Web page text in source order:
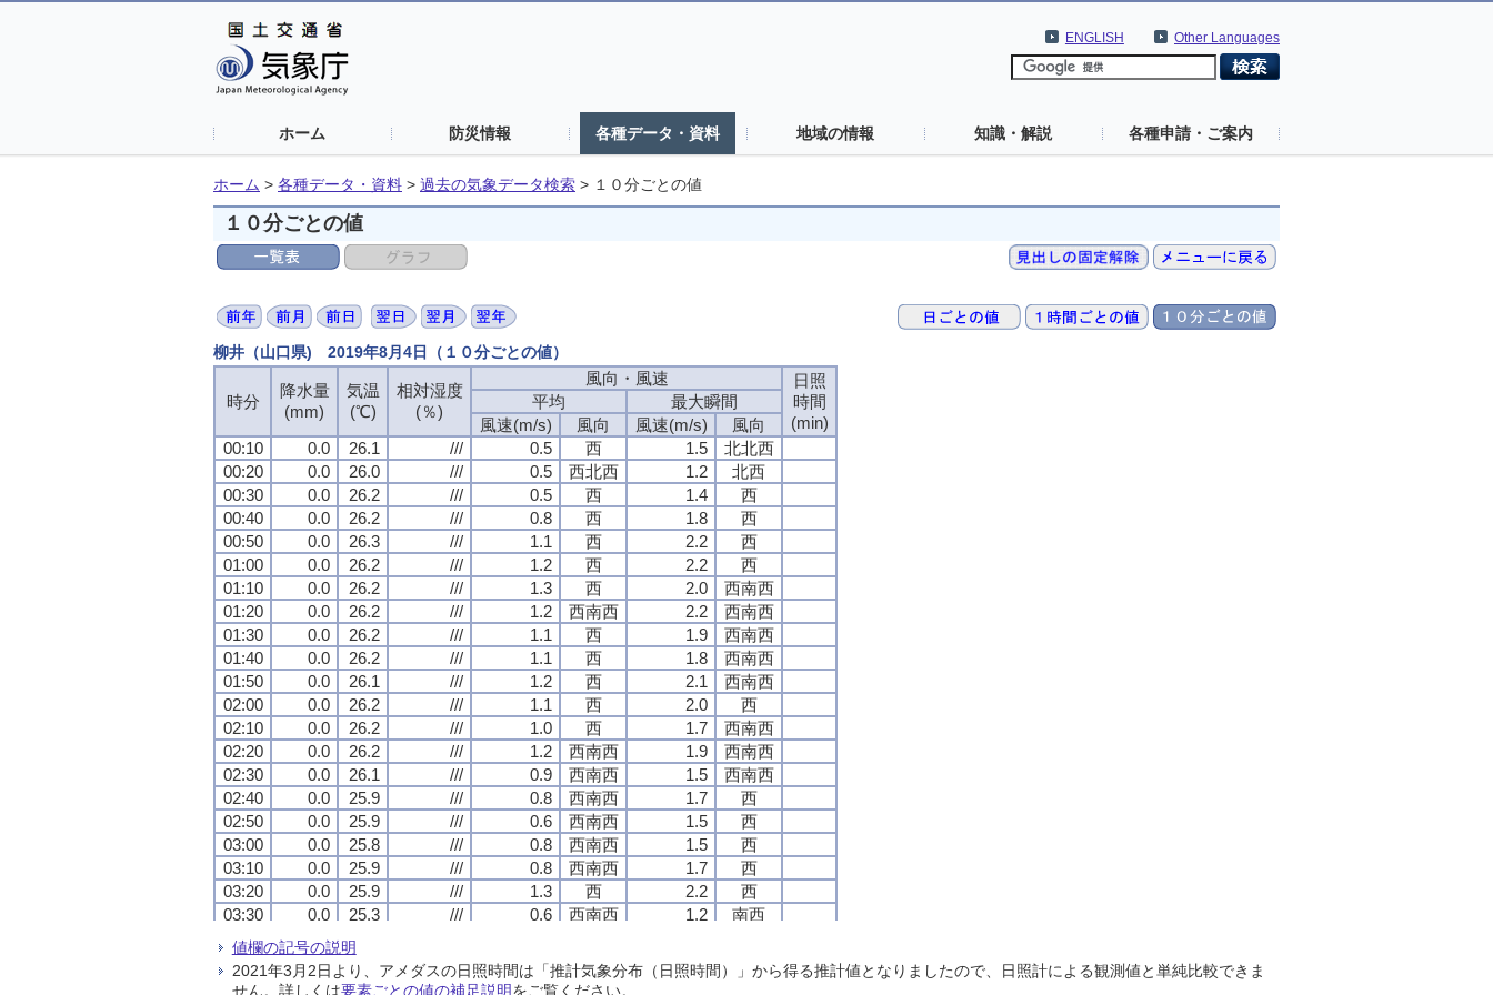
Other Languages
ENGLISH
ホーム 防災情報 各種データ・資料 地域の情報 知識・解説 各種申請・ご案内
ホーム > 各種データ・資料 > 過去の気象データ検索 > １０分ごとの値
１０分ごとの値
柳井（山口県) 2019年8月4日（１０分ごとの値）
時分
降水量
(mm)
気温
(℃)
相対湿度
(％)
風向・風速
日照
時間
(min)
平均
最大瞬間
風速(m/s)
風向 風速(m/s)
風向
00:10
0.0 26.1 /// 0.5 西 1.5
北北西
00:20
0.0 26.0 /// 0.5 西北西 1.2
北西
00:30
0.0 26.2 /// 0.5 西 1.4
西
00:40
0.0 26.2 /// 0.8 西 1.8
西
00:50
0.0 26.3 /// 1.1 西 2.2
西
01:00
0.0 26.2 /// 1.2 西 2.2
西
01:10
0.0 26.2 /// 1.3 西 2.0
西南西
01:20
0.0 26.2 /// 1.2 西南西 2.2
西南西
01:30
0.0 26.2 /// 1.1 西 1.9
西南西
01:40
0.0 26.2 /// 1.1 西 1.8
西南西
01:50
0.0 26.1 /// 1.2 西 2.1
西南西
02:00
0.0 26.2 /// 1.1 西 2.0
西
02:10
0.0 26.2 /// 1.0 西 1.7
西南西
02:20
0.0 26.2 /// 1.2 西南西 1.9
西南西
02:30
0.0 26.1 /// 0.9 西南西 1.5
西南西
02:40
0.0 25.9 /// 0.8 西南西 1.7
西
02:50
0.0 25.9 /// 0.6 西南西 1.5
西
03:00
0.0 25.8 /// 0.8 西南西 1.5
西
03:10
0.0 25.9 /// 0.8 西南西 1.7
西
03:20
0.0 25.9 /// 1.3 西 2.2
西
03:30
0.0 25.3 /// 0.6 西南西 1.2
南西
03:40
0.0 25.4
03:50
0.0 25.4 /// 0.5 西南西 1.2
南西
04:00
0.0 25.5 /// 0.8 西南西 1.8 西
時分
降水量
(mm)
気温
(℃)
相対湿度
(％)
風向・風速
日照
時間
(min)
平均
最大瞬間
風速(m/s)
風向 風速(m/s)
風向
00:10
0.0 26.1 /// 0.5 西 1.5
北北西
00:20
0.0 26.0 /// 0.5 西北西 1.2
北西
00:30
0.0 26.2 /// 0.5 西 1.4
西
00:40
0.0 26.2 /// 0.8 西 1.8
西
00:50
0.0 26.3 /// 1.1 西 2.2
西
01:00
0.0 26.2 /// 1.2 西 2.2
西
01:10
0.0 26.2 /// 1.3 西 2.0
西南西
01:20
0.0 26.2 /// 1.2 西南西 2.2
西南西
01:30
0.0 26.2 /// 1.1 西 1.9
西南西
01:40
0.0 26.2 /// 1.1 西 1.8
西南西
01:50
0.0 26.1 /// 1.2 西 2.1
西南西
02:00
0.0 26.2 /// 1.1 西 2.0
西
02:10
0.0 26.2 /// 1.0 西 1.7
西南西
02:20
0.0 26.2 /// 1.2 西南西 1.9
西南西
02:30
0.0 26.1 /// 0.9 西南西 1.5
西南西
02:40
0.0 25.9 /// 0.8 西南西 1.7
西
02:50
0.0 25.9 /// 0.6 西南西 1.5
西
03:00
0.0 25.8 /// 0.8 西南西 1.5
西
03:10
0.0 25.9 /// 0.8 西南西 1.7
西
03:20
0.0 25.9 /// 1.3 西 2.2
西
03:30
0.0 25.3 /// 0.6 西南西 1.2
南西
03:40
0.0 25.4
03:50
0.0 25.4 /// 0.5 西南西 1.2
南西
04:00
0.0 25.5 /// 0.8 西南西 1.8 西
時分
降水量
(mm)
気温
(℃)
相対湿度
(％)
風向・風速
日照
時間
(min)
平均
最大瞬間
風速(m/s)
風向 風速(m/s)
風向
00:10
0.0 26.1 /// 0.5 西 1.5
北北西
00:20
0.0 26.0 /// 0.5 西北西 1.2
北西
00:30
0.0 26.2 /// 0.5 西 1.4
西
00:40
0.0 26.2 /// 0.8 西 1.8
西
00:50
0.0 26.3 /// 1.1 西 2.2
西
01:00
0.0 26.2 /// 1.2 西 2.2
西
01:10
0.0 26.2 /// 1.3 西 2.0
西南西
01:20
0.0 26.2 /// 1.2 西南西 2.2
西南西
01:30
0.0 26.2 /// 1.1 西 1.9
西南西
01:40
0.0 26.2 /// 1.1 西 1.8
西南西
01:50
0.0 26.1 /// 1.2 西 2.1
西南西
02:00
0.0 26.2 /// 1.1 西 2.0
西
02:10
0.0 26.2 /// 1.0 西 1.7
西南西
02:20
0.0 26.2 /// 1.2 西南西 1.9
西南西
02:30
0.0 26.1 /// 0.9 西南西 1.5
西南西
02:40
0.0 25.9 /// 0.8 西南西 1.7
西
02:50
0.0 25.9 /// 0.6 西南西 1.5
西
03:00
0.0 25.8 /// 0.8 西南西 1.5
西
03:10
0.0 25.9 /// 0.8 西南西 1.7
西
03:20
0.0 25.9 /// 1.3 西 2.2
西
03:30
0.0 25.3 /// 0.6 西南西 1.2
南西
03:40
0.0 25.4
03:50
0.0 25.4 /// 0.5 西南西 1.2
南西
04:00
0.0 25.5 /// 0.8 西南西 1.8 西
時分
降水量
(mm)
気温
(℃)
相対湿度
(％)
風向・風速
日照
時間
(min)
平均
最大瞬間
風速(m/s)
風向 風速(m/s)
風向
00:10
0.0 26.1 /// 0.5 西 1.5
北北西
00:20
0.0 26.0 /// 0.5 西北西 1.2
北西
00:30
0.0 26.2 /// 0.5 西 1.4
西
00:40
0.0 26.2 /// 0.8 西 1.8
西
00:50
0.0 26.3 /// 1.1 西 2.2
西
01:00
0.0 26.2 /// 1.2 西 2.2
西
01:10
0.0 26.2 /// 1.3 西 2.0
西南西
01:20
0.0 26.2 /// 1.2 西南西 2.2
西南西
01:30
0.0 26.2 /// 1.1 西 1.9
西南西
01:40
0.0 26.2 /// 1.1 西 1.8
西南西
01:50
0.0 26.1 /// 1.2 西 2.1
西南西
02:00
0.0 26.2 /// 1.1 西 2.0
西
02:10
0.0 26.2 /// 1.0 西 1.7
西南西
02:20
0.0 26.2 /// 1.2 西南西 1.9
西南西
02:30
0.0 26.1 /// 0.9 西南西 1.5
西南西
02:40
0.0 25.9 /// 0.8 西南西 1.7
西
02:50
0.0 25.9 /// 0.6 西南西 1.5
西
03:00
0.0 25.8 /// 0.8 西南西 1.5
西
03:10
0.0 25.9 /// 0.8 西南西 1.7
西
03:20
0.0 25.9 /// 1.3 西 2.2
西
03:30
0.0 25.3 /// 0.6 西南西 1.2
南西
03:40
0.0 25.4
03:50
0.0 25.4 /// 0.5 西南西 1.2
南西
04:00
0.0 25.5 /// 0.8 西南西 1.8 西
値欄の記号の説明
2021年3月2日より、アメダスの日照時間は「推計気象分布（日照時間）」から得る推計値となりましたので、日照計による観測値と単純比較できま
せん。詳しくは要素ごとの値の補足説明をご覧ください。